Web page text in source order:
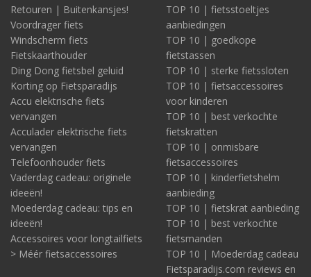
Retouren | Buitenkansjes!
Voordrager fiets
Windscherm fiets
Fietskaarthouder
Ding Dong fietsbel geluid
Korting op Fietsparadijs
Accu elektrische fiets
vervangen
Acculader elektrische fiets
vervangen
Telefoonhouder fiets
Vaderdag cadeau: originele
ideeën!
Moederdag cadeau: tips en
ideeën!
Accessoires voor longtailfiets
> Méér fietsaccessoires
TOP 10 | fietsstoeltjes
aanbiedingen
TOP 10 | goedkope
fietstassen
TOP 10 | sterke fietssloten
TOP 10 | fietsaccessoires
voor kinderen
TOP 10 | best verkochte
fietskratten
TOP 10 | onmisbare
fietsaccessoires
TOP 10 | kinderfietshelm
aanbieding
TOP 10 | fietskrat aanbieding
TOP 10 | best verkochte
fietsmanden
TOP 10 | Moederdag cadeau
Fietsparadijs.com reviews en